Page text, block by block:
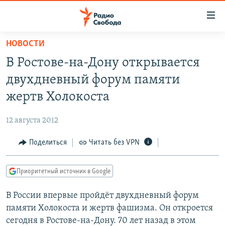
упрощенного
доступа
основному
Вернутся
Вернутся
поиску
АВТОРСКИЕ ПРОЕКТЫ
МНЕНИЯ
КУЛЬТУРА
КАВКАЗ.РЕАЛИИ
СЕВЕР.РЕАЛИИ
СИБИРЬ.РЕАЛИИ
НОВОСТИ
В Ростове-на-Дону открывается
двухдневный форум памяти
жертв Холокоста
12 августа 2012
Поделиться Читать без VPN
Приоритетный источник в Google
В России впервые пройдёт двухдневный форум
памяти Холокоста и жертв фашизма. Он откроется
сегодня в Ростове-на-Дону. 70 лет назад в этом